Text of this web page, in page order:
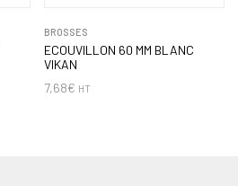
BROSSES
ECOUVILLON 60 MM BLANC
VIKAN
7,68€ HT